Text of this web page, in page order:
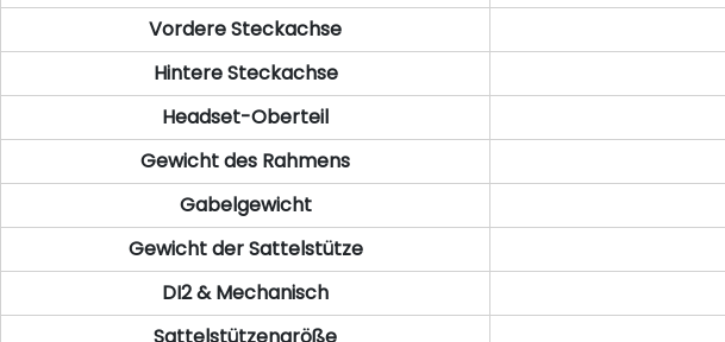
Vordere Steckachse
Hintere Steckachse
Headset-Oberteil
Gewicht des Rahmens
Gabelgewicht
Gewicht der Sattelstütze
DI2 & Mechanisch
Sattelstützengröße